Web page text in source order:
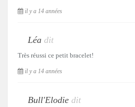
il y a 14 années
Léa dit
Très réussi ce petit bracelet!
il y a 14 années
Bull'Elodie dit